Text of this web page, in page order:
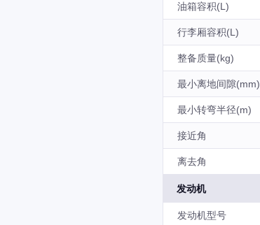
油箱容积(L)
行李厢容积(L)
整备质量(kg)
最小离地间隙(mm)
最小转弯半径(m)
接近角
离去角
发动机
发动机型号